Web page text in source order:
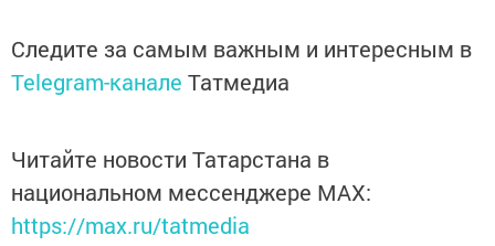
Следите за самым важным и интересным в
Telegram-канале Татмедиа
Читайте новости Татарстана в
национальном мессенджере MАХ:
https://max.ru/tatmedia